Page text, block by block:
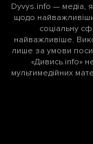
Dyvys.info — медіа,
щодо
соціальну
найважливіше.
лише за умови
«Дивись.info»
мультимедійних